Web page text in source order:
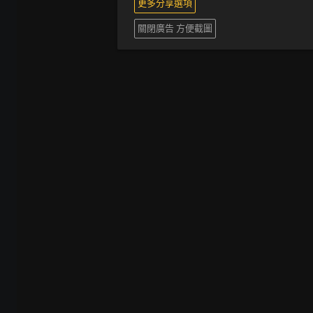
更多分享選項
關閉廣告 方便截圖